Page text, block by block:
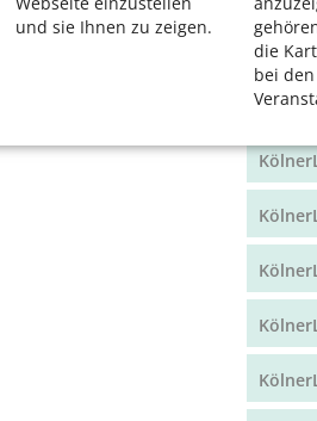
und sie Ihnen zu zeigen.
die
bei